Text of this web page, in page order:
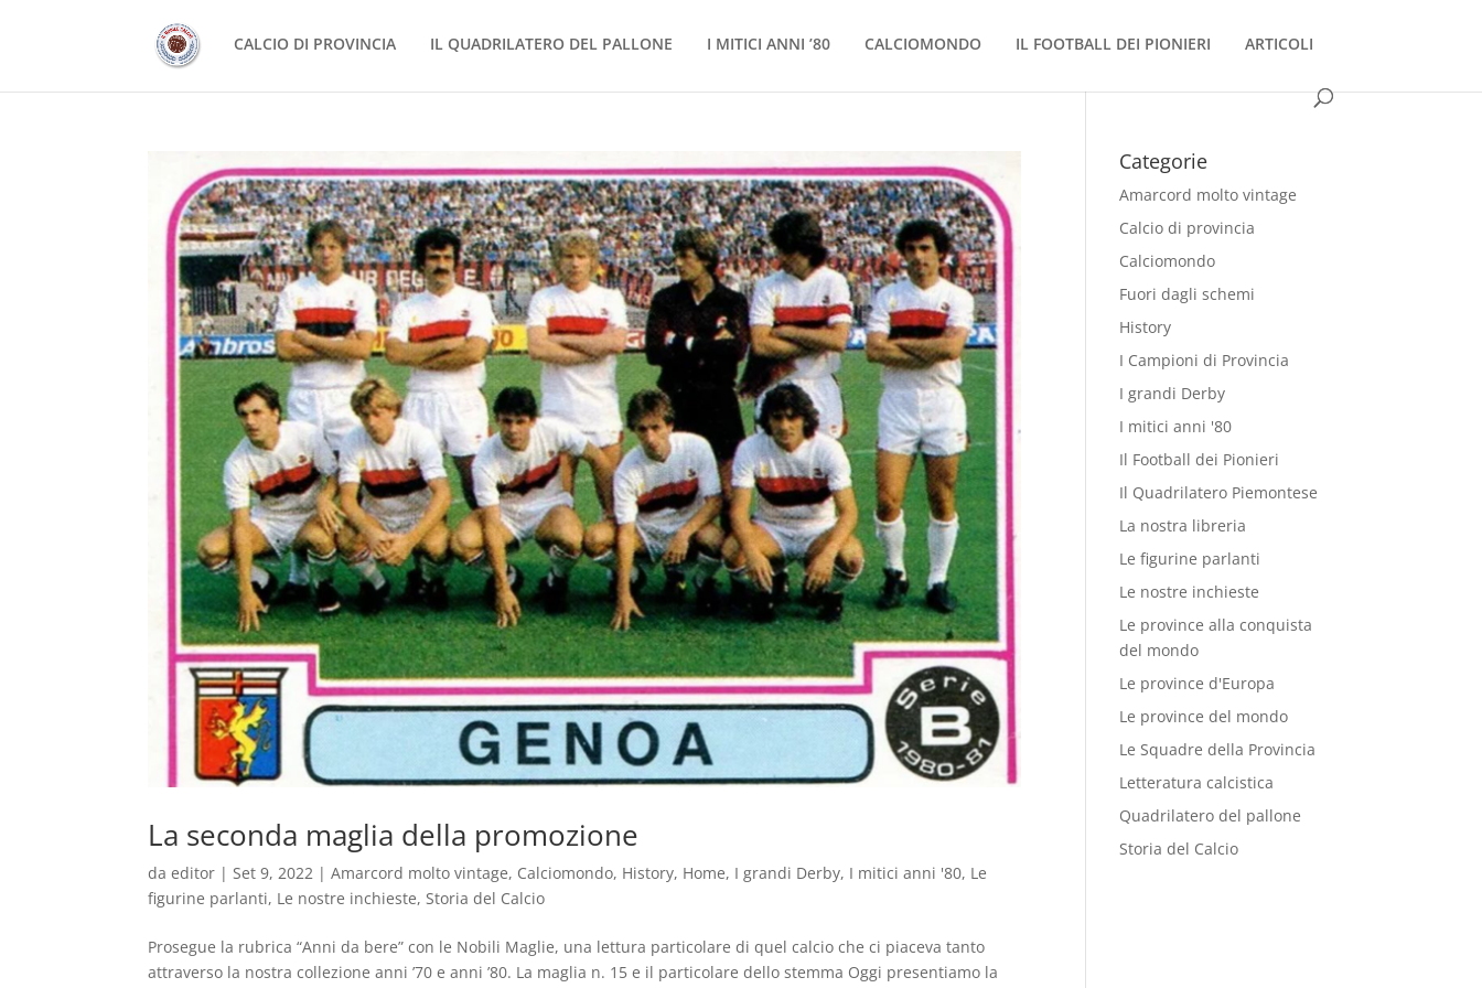
CALCIO DI PROVINCIA IL QUADRILATERO DEL PALLONE I MITICI ANNI ’80 CALCIOMONDO IL FOOTBALL DEI PIONIERI ARTICOLI
La seconda maglia della promozione
daeditor |Set 9, 2022 |Amarcord molto vintage, Calciomondo, History, Home, I grandi Derby, I mitici anni '80, Le
figurine parlanti, Le nostre inchieste,Storia del Calcio
Prosegue la rubrica “Anni da bere” con le Nobili Maglie, una lettura particolare di quel calcio che ci piaceva tanto
attraverso la nostra collezione anni ’70 e anni ’80. La maglia n. 15 e il particolare dello stemma Oggi presentiamo la
Categorie
Amarcord molto vintage
Calcio di provincia
Calciomondo
Fuori dagli schemi
History
I Campioni di Provincia
I grandi Derby
I mitici anni '80
Il Football dei Pionieri
Il Quadrilatero Piemontese
La nostra libreria
Le figurine parlanti
Le nostre inchieste
Le province alla conquista
del mondo
Le province d'Europa
Le province del mondo
Le Squadre della Provincia
Letteratura calcistica
Quadrilatero del pallone
Storia del Calcio